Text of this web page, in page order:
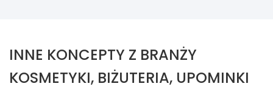
INNE KONCEPTY Z BRANŻY
KOSMETYKI, BIŻUTERIA, UPOMINKI